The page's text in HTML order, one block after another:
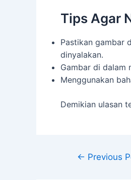
Tips Agar
Pastikan gambar
dinyalakan.
Gambar di dalam
Menggunakan
Demikian ulasan
← Previous